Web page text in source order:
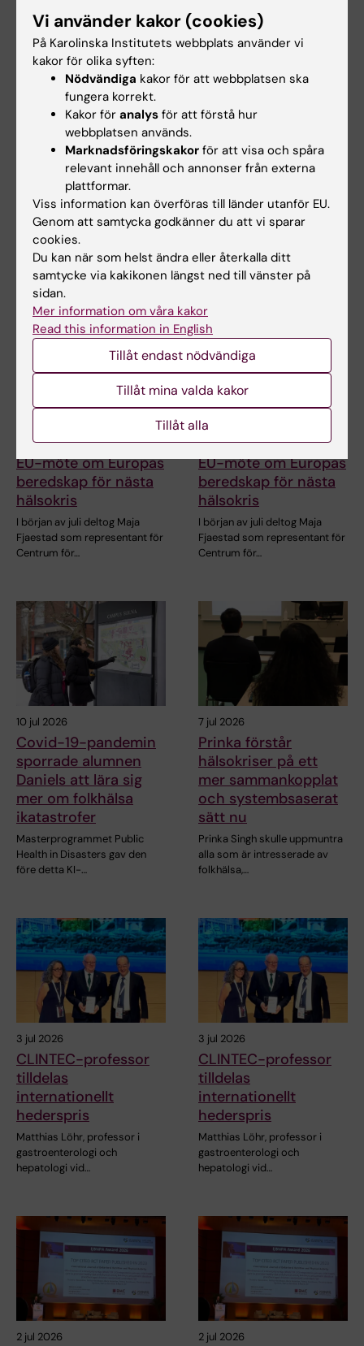
Relaterat
Forska!Sverige:s pressmeddelande
Global katastrofmedicin - Johan von Schreebs
forskargrupp
Centrum för hälsokriser
Relaterade artiklar
14 jul 2026
hälsokriser deltar i
EU-möte om Europas
beredskap för nästa
hälsokris
I början av juli deltog Maja
Fjaestad som representant för
Centrum för…
14 jul 2026
Centrum för
hälsokriser deltar i
EU-möte om Europas
beredskap för nästa
hälsokris
I början av juli deltog Maja
Fjaestad som representant för
Centrum för…
10 jul 2026
Covid-19-pandemin
sporrade alumnen
Daniels att lära sig
mer om folkhälsa
ikatastrofer
Masterprogrammet Public
Health in Disasters gav den
före detta KI-…
7 jul 2026
Prinka förstår
hälsokriser på ett
mer sammankopplat
och systembsaserat
sätt nu
Prinka Singh skulle uppmuntra
alla som är intresserade av
folkhälsa,…
3 jul 2026
CLINTEC-professor
tilldelas
internationellt
hederspris
Matthias Löhr, professor i
gastroenterologi och
hepatologi vid…
3 jul 2026
CLINTEC-professor
tilldelas
internationellt
hederspris
Matthias Löhr, professor i
gastroenterologi och
hepatologi vid…
2 jul 2026 2 jul 2026
Vi använder kakor (cookies)
På Karolinska Institutets webbplats använder vi
kakor för olika syften:
Nödvändiga kakor för att webbplatsen ska
fungera korrekt.
Kakor för analys för att förstå hur
webbplatsen används.
Marknadsföringskakor för att visa och spåra
relevant innehåll och annonser från externa
plattformar.
Viss information kan överföras till länder utanför EU.
Genom att samtycka godkänner du att vi sparar
cookies.
Du kan när som helst ändra eller återkalla ditt
samtycke via kakikonen längst ned till vänster på
sidan.
Mer information om våra kakor
Read this information in English
Tillåt endast nödvändiga
Tillåt mina valda kakor
Tillåt alla